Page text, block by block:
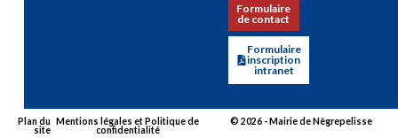
Formulaire
de contact
Formulaire
inscription
intranet
Plan du
site
Mentions légales et Politique de
confidentialité
© 2026 - Mairie de Nègrepelisse